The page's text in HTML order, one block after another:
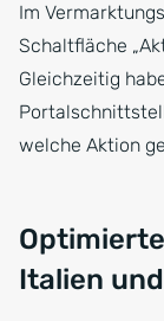
Im
Schaltfläche
Gleichzeitig
welche Aktion
Italien